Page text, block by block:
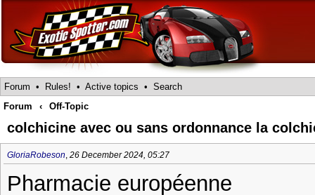
Forum • Rules! • Active topics • Search
Forum
‹ Off-Topic
colchicine avec ou sans ordonnance la
GloriaRobeson, 26 December 2024, 05:27
Pharmacie européenne